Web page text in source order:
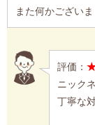
また何かござい
評価：
ニック
丁寧な